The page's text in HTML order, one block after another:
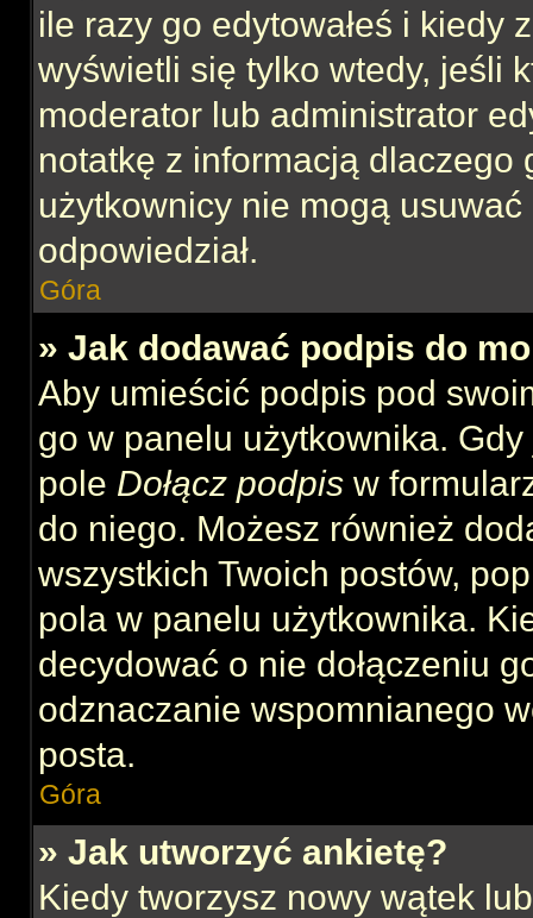
ile razy go edytowałeś i kiedy
wyświetli się tylko wtedy, jeśli
moderator lub administrator
notatkę z informacją
użytkownicy nie mogą
odpowiedział.
Góra
» Jak dodawać podpis do
Aby umieścić podpis pod
go w panelu użytkownika.
pole Dołącz podpis w
do niego. Możesz również
wszystkich Twoich postów,
pola w panelu użytkownika.
decydować o nie dołączeniu
odznaczanie wspomnianego
posta.
Góra
» Jak utworzyć ankietę?
Kiedy tworzysz nowy wątek